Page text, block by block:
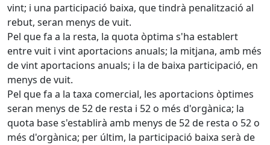
vint; i una participació baixa, que tindrà penalització al
rebut, seran menys de vuit.
Pel que fa a la resta, la quota òptima s'ha establert
entre vuit i vint aportacions anuals; la mitjana, amb més
de vint aportacions anuals; i la de baixa participació, en
menys de vuit.
Pel que fa a la taxa comercial, les aportacions òptimes
seran menys de 52 de resta i 52 o més d'orgànica; la
quota base s'establirà amb menys de 52 de resta o 52 o
més d'orgànica; per últim, la participació baixa serà de